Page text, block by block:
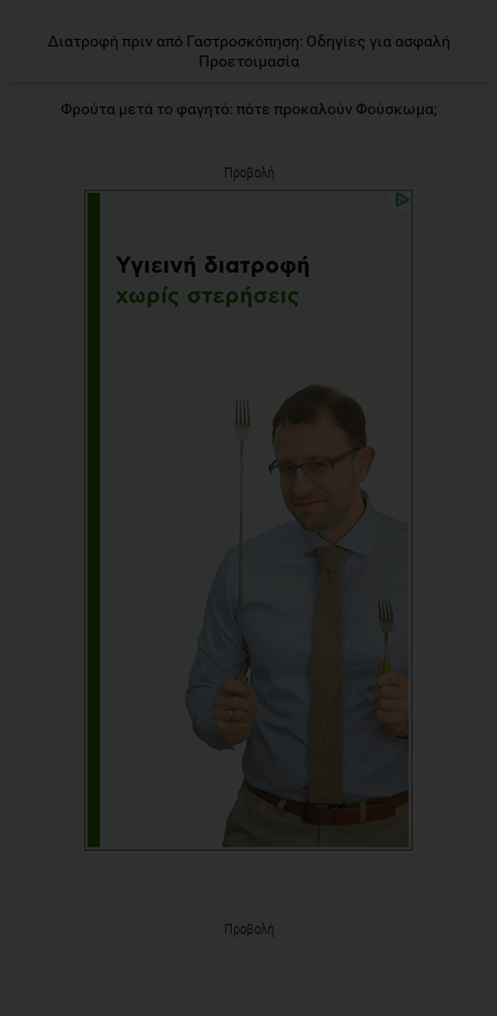
Διατροφή πριν από Γαστροσκόπηση: Οδηγίες για ασφαλή
Προετοιμασία
Φρούτα μετά το φαγητό: πότε προκαλούν Φούσκωμα;
Προβολή
Προβολή